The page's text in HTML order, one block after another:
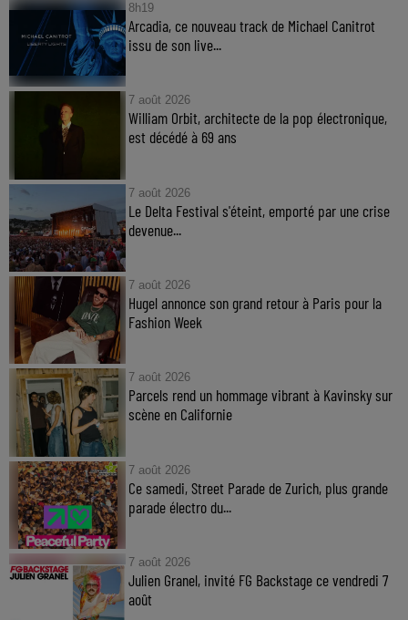
8h19
Arcadia, ce nouveau track de Michael Canitrot
issu de son live...
7 août 2026
William Orbit, architecte de la pop électronique,
est décédé à 69 ans
7 août 2026
Le Delta Festival s'éteint, emporté par une crise
devenue...
7 août 2026
Hugel annonce son grand retour à Paris pour la
Fashion Week
7 août 2026
Parcels rend un hommage vibrant à Kavinsky sur
scène en Californie
7 août 2026
Ce samedi, Street Parade de Zurich, plus grande
parade électro du...
7 août 2026
Julien Granel, invité FG Backstage ce vendredi 7
août